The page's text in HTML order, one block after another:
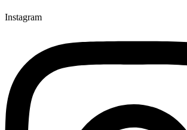
Instagram